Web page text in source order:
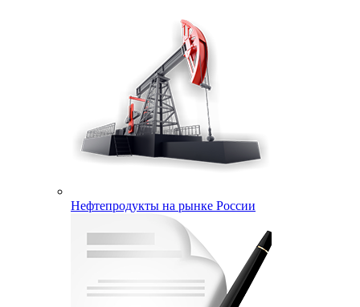
Нефтепродукты на рынке России